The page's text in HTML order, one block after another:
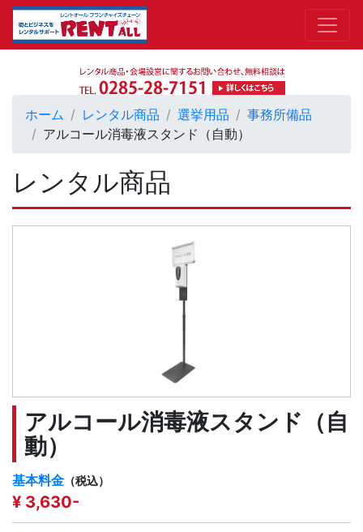
ホーム レンタル商品 選挙用品
事務所備品
アルコール消毒液スタンド（自動）
レンタル商品
アルコール消毒液スタンド（自
動）
基本料金 （税込）
¥ 3,630-